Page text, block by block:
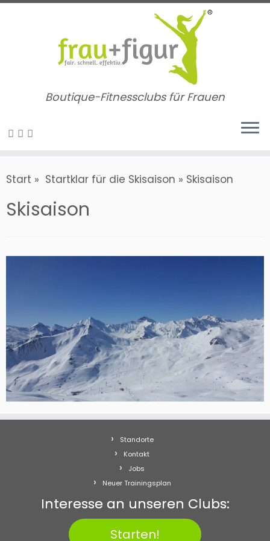
Zum
Boutique-Fitnessclubs für Frauen
Start » ​ Startklar für die Skisaison » Skisaison
Skisaison
Standorte
Kontakt
Jobs
Neuer Trainingsplan
Interesse an unseren Clubs:
Starten!